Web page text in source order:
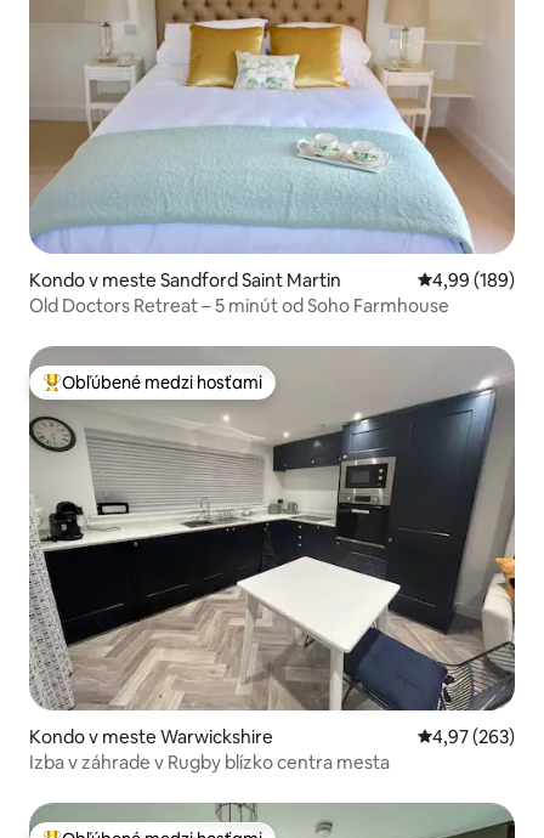
Kondo v meste Sandford Saint Martin Priemerné
4,99 (189)
Old Doctors Retreat – 5 minút od Soho Farmhouse
Najobľúbenejšie medzi hosťami
Obľúbené medzi hosťami
Kondo v meste Warwickshire Priemerné
4,97 (263)
Izba v záhrade v Rugby blízko centra mesta